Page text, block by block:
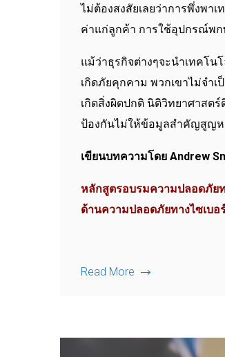
ไม่ต้องสงสัยเลยว่าการพึ่งพา
ค่าแก่ลูกค้า การใช้อุปกรณ์พก
แม้ว่าธุรกิจต่างๆจะนำเทคโน
เกิดภัยคุกคาม พวกเขาไม่จำ
เกิดสิ่งผิดปกติ นิติวิทยาศาสต
ป้องกันไม่ให้ข้อมูลสำคัญสูญห
เขียนบทความโดย Andrew
หลักสูตรอบรมความปลอดภัยท
ด้านความปลอดภัยทางไซเบอ
Read More